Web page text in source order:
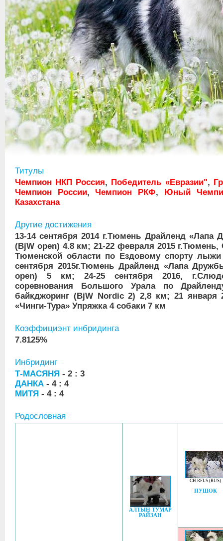
Титулы
Чемпион НКП Россия, Победитель «Евразии",
Чемпион России,Чемпион РКФ, Юный
Казахстана
Другие достижения
13-14 сентября 2014 г.Тюмень Драйленд «Лапа
(BjW open) 4.8 км; 21-22 февраля 2015
Тюменской области по Ездовому спорту
сентября 2015г.Тюмень Драйленд «Лапа
open) 5 км; 24-25 сентября 2016,
соревнования Большого Урала по
байкджоринг (BjW Nordic 2) 2,8 км; 21 января
«Чинги-Тура» Упряжка 4 собаки 7 км
Коэффициэнт инбридинга
7.8125%
Инбридинг
Т-МАСЯНЯ - 2 : 3
ДАНКА - 4 : 4
МИТЯ - 4 : 4
Родословная
АЛТЫН ТУМАР
РАЙЗАН
CH RFLS (RUS)
ПУШОК